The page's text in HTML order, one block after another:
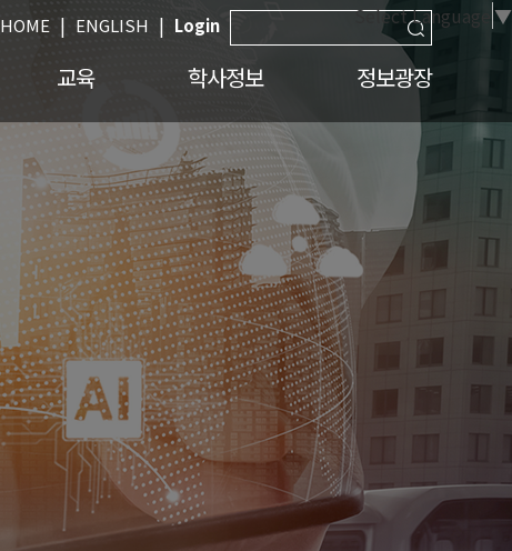
Select Language ▼
HOME | ENGLISH | Login
교육 학사정보 정보광장